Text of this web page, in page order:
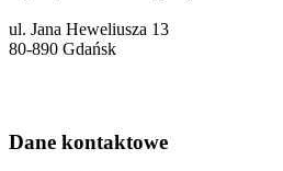
ul. Jana Heweliusza 13
80-890 Gdańsk
Dane kontaktowe